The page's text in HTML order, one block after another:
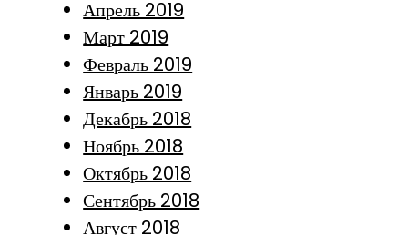
Апрель 2019
Март 2019
Февраль 2019
Январь 2019
Декабрь 2018
Ноябрь 2018
Октябрь 2018
Сентябрь 2018
Август 2018